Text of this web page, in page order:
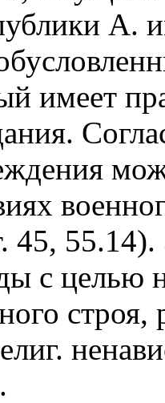
А.
имеет
45, 55.14).
с целью